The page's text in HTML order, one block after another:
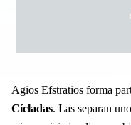
Agios Efstratios forma
Cícladas. Las separan